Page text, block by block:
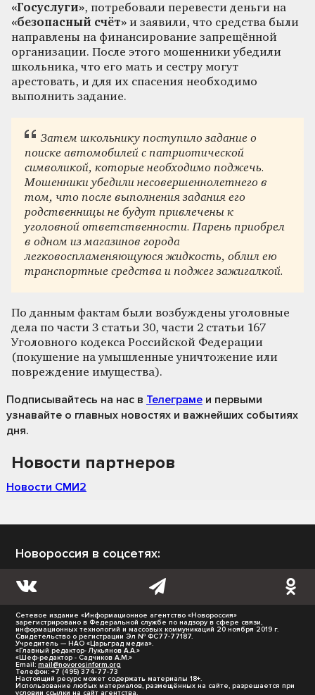
«Госуслуги», потребовали перевести деньги на
«безопасный счёт» и заявили, что средства были
направлены на финансирование запрещённой
организации. После этого мошенники убедили
школьника, что его мать и сестру могут
арестовать, и для их спасения необходимо
выполнить задание.
Затем школьнику поступило задание о
поиске автомобилей с патриотической
символикой, которые необходимо поджечь.
Мошенники убедили несовершеннолетнего в
том, что после выполнения задания его
родственницы не будут привлечены к
уголовной ответственности. Парень приобрел
в одном из магазинов города
легковоспламеняющуюся жидкость, облил ею
транспортные средства и поджег зажигалкой.
По данным фактам были возбуждены уголовные
дела по части 3 статьи 30, части 2 статьи 167
Уголовного кодекса Российской Федерации
(покушение на умышленные уничтожение или
повреждение имущества).
Подписывайтесь на нас в Телеграме и первыми
узнавайте о главных новостях и важнейших событиях
дня.
Новости партнеров
Новости СМИ2
Новороссия в соцсетях:
Сетевое издание «Информационное агентство «Новороссия»
зарегистрировано в Федеральной службе по надзору в сфере связи,
информационных технологий и массовых коммуникаций 20 ноября 2019 г.
Свидетельство о регистрации Эл № ФС77-77187.
Учредитель — НАО «Царьград медиа».
«Главный редактор- Лукьянов А.А.»
«Шеф-редактор - Садчиков А.М.»
Email: mail@novorosinform.org
Телефон: +7 (495) 374-77-73
Настоящий ресурс может содержать материалы 18+.
Использование любых материалов, размещённых на сайте, разрешается при
условии ссылки на сайт агентства.